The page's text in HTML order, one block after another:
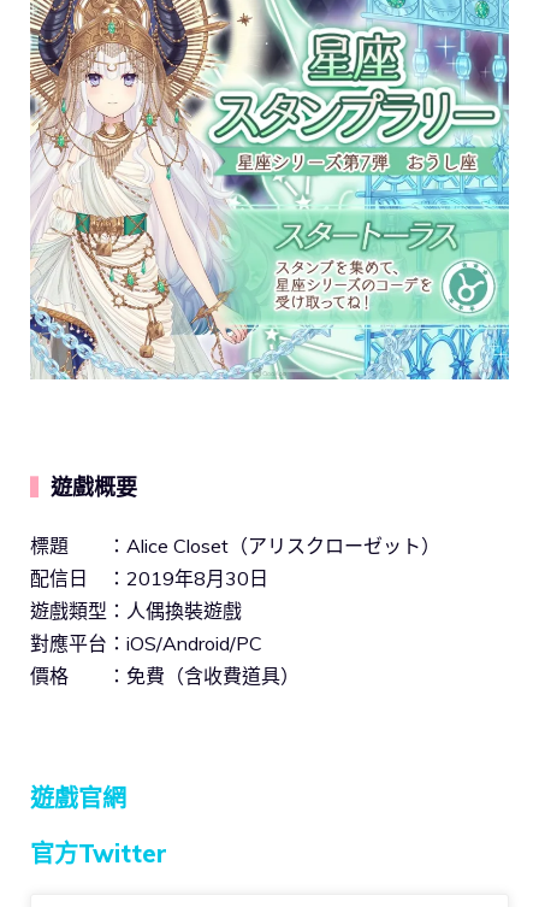
遊戲概要
標題 ：Alice Closet（アリスクローゼット）
配信日 ：2019年8月30日
遊戲類型：人偶換裝遊戲
對應平台：iOS/Android/PC
價格 ：免費（含收費道具）
遊戲官網
官方Twitter